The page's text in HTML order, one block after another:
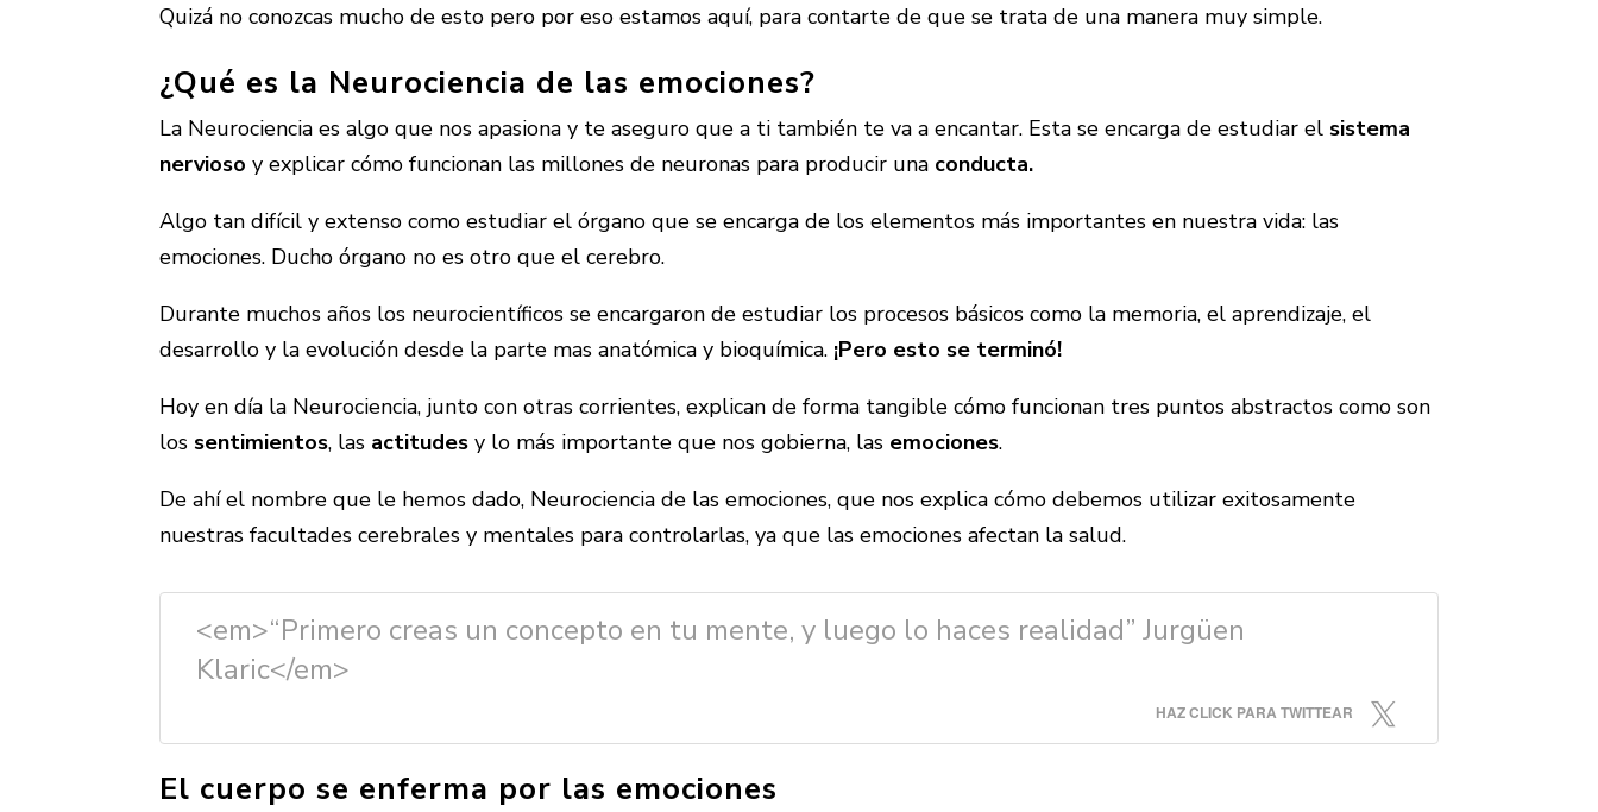
Quizá no conozcas mucho de esto pero por eso estamos aquí, para contarte de que se trata de una manera muy simple.
¿Qué es la Neurociencia de las emociones?
La Neurociencia es algo que nos apasiona y te aseguro que a ti también te va a encantar. Esta se encarga de estudiar el sistema
nerviosoy explicar cómo funcionan las millones de neuronas para producir una conducta.
Algo tan difícil y extenso como estudiar el órgano que se encarga de los elementos más importantes en nuestra vida: las
emociones. Ducho órgano no es otro que el cerebro.
Durante muchos años los neurocientíficos se encargaron de estudiar los procesos básicos como la memoria, el aprendizaje, el
desarrollo y la evolución desde la parte mas anatómica y bioquímica. ¡Pero esto se terminó!
Hoy en día la Neurociencia, junto con otras corrientes, explican de forma tangible cómo funcionan tres puntos abstractos como son
los sentimientos, las actitudes y lo más importante que nos gobierna, las emociones.
De ahí el nombre que le hemos dado, Neurociencia de las emociones, que nos explica cómo debemos utilizar exitosamente
nuestras facultades cerebrales y mentales para controlarlas, ya que las emociones afectan la salud.
<em>“Primero creas un concepto en tu mente, y luego lo haces realidad” Jurgüen
Klaric</em>
HAZ CLICK PARA TWITTEAR
El cuerpo se enferma por las emociones